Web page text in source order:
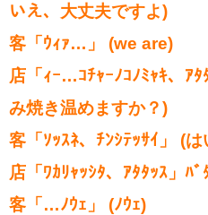
いえ、大丈夫ですよ)
客「ｳｨｧ…」 (we are)
店「ｨｰ…ｺﾁｬｰﾉｺﾉﾐｬｷ、ｱ
み焼き温めますか？)
客「ｿｯｽﾈ、ﾁﾝｼﾃｯｻｲ」 (
店「ﾜｶﾘｬｯｼﾀ、ｱﾀﾀｯｽ」ﾊ
客「…ﾉｳｪ」 (ﾉｳｪ)